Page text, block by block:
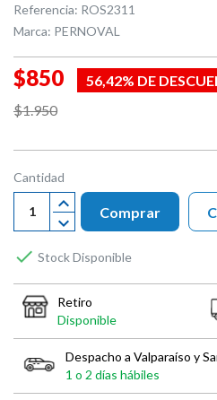
Referencia: ROS2311
Marca: PERNOVAL
$850
56,42% DE
$1.950
Cantidad
Comprar
 Stock Disponible
Retiro
Disponible
Despacho a Valparaíso y
1 o 2 días hábiles